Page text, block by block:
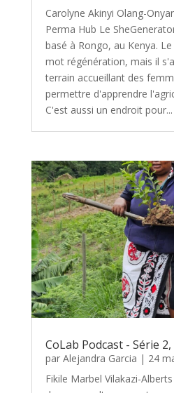
Carolyne Akinyi Olang-
Perma Hub Le
basé à Rongo, au Kenya.
mot régénération, mais il
terrain accueillant des
permettre d'apprendre
C'est aussi un endroit pour...
CoLab Podcast - Série
par Alejandra Garcia | 24
Fikile Marbel Vilakazi-